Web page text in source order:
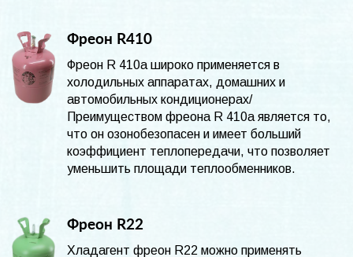
Фреон R410
Фреон R 410а широко применяется в
холодильных аппаратах, домашних и
автомобильных кондиционерах/
Преимуществом фреона R 410а является то,
что он озонобезопасен и имеет больший
коэффициент теплопередачи, что позволяет
уменьшить площади теплообменников.
Фреон R22
Хладагент фреон R22 можно применять